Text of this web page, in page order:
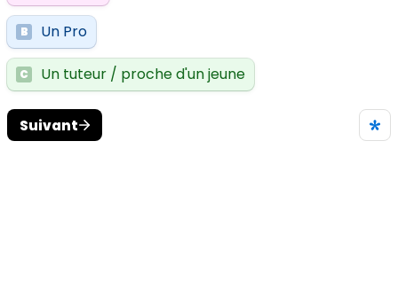
B Un Pro
C Un tuteur / proche d'un jeune
Suivant